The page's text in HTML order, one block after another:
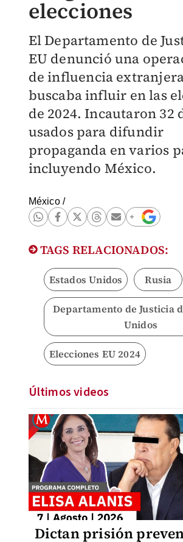
elecciones
El Departamento de
EU denunció una
de influencia
buscaba influir en las
de 2024. Incautaron 32
usados para difundir
propaganda en varios
incluyendo México.
México/
TAGS RELACIONADOS:
Estados Unidos Rusia
Departamento de Justicia
Unidos
Elecciones EU 2024
Últimos videos
Dictan prisión